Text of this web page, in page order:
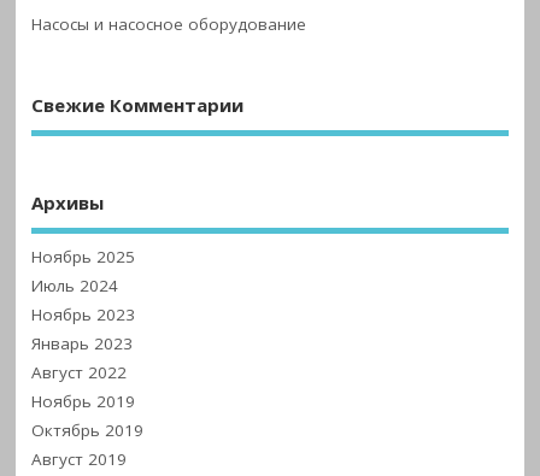
Насосы и насосное оборудование
Свежие Комментарии
Архивы
Ноябрь 2025
Июль 2024
Ноябрь 2023
Январь 2023
Август 2022
Ноябрь 2019
Октябрь 2019
Август 2019